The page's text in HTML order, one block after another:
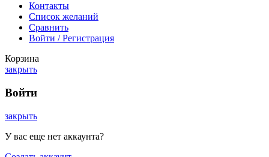
Контакты
Список желаний
Сравнить
Войти / Регистрация
Корзина
закрыть
Войти
закрыть
У вас еще нет аккаунта?